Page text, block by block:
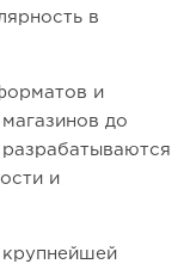
в
и
до
и
крупнейшей